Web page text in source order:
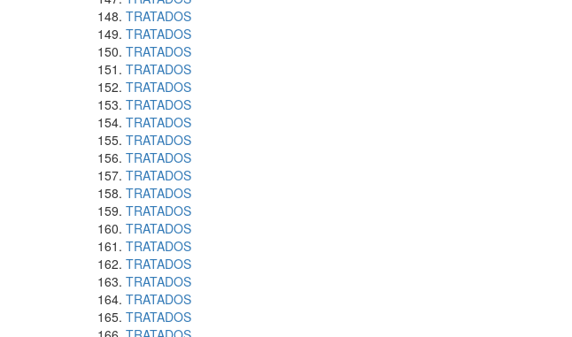
TRATADOS
TRATADOS
TRATADOS
TRATADOS
TRATADOS
TRATADOS
TRATADOS
TRATADOS
TRATADOS
TRATADOS
TRATADOS
TRATADOS
TRATADOS
TRATADOS
TRATADOS
TRATADOS
TRATADOS
TRATADOS